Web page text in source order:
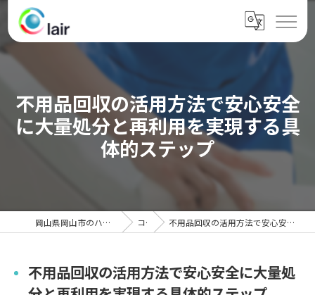
不用品回収の活用方法で安心安全
に大量処分と再利用を実現する具
体的ステップ
岡山県岡山市のハウスクリーニングならクレール コラム 不用品回収の活用方法で安心安全に大量処分と再利用を実現する具体的ステップ
不用品回収の活用方法で安心安全に大量処